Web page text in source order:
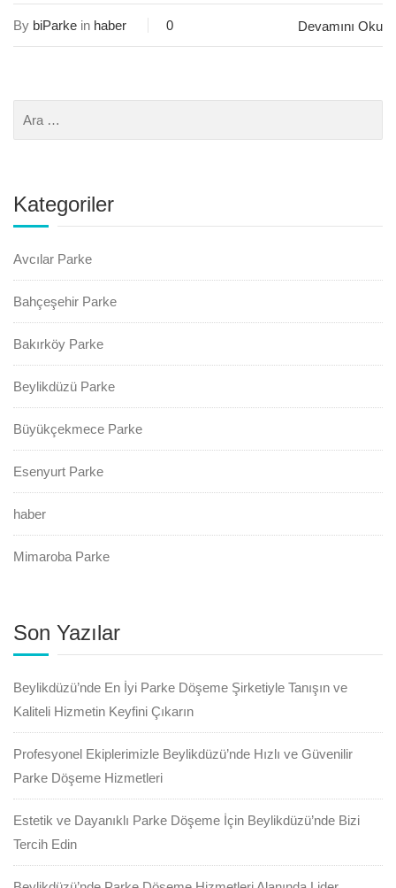
Devamını Oku
By biParke in haber 0
Kategoriler
Avcılar Parke
Bahçeşehir Parke
Bakırköy Parke
Beylikdüzü Parke
Büyükçekmece Parke
Esenyurt Parke
haber
Mimaroba Parke
Son Yazılar
Beylikdüzü’nde En İyi Parke Döşeme Şirketiyle Tanışın ve
Kaliteli Hizmetin Keyfini Çıkarın
Profesyonel Ekiplerimizle Beylikdüzü’nde Hızlı ve Güvenilir
Parke Döşeme Hizmetleri
Estetik ve Dayanıklı Parke Döşeme İçin Beylikdüzü’nde Bizi
Tercih Edin